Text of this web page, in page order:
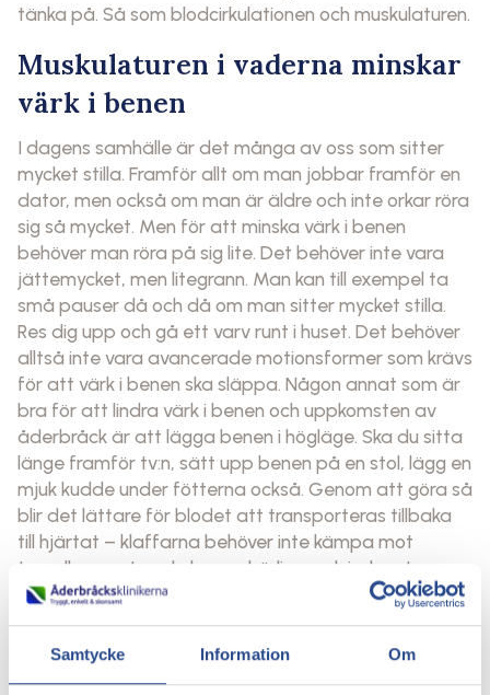
Samtycke Information Om
tänka på. Så som blodcirkulationen och muskulaturen.
Muskulaturen i vaderna minskar
värk i benen
I dagens samhälle är det många av oss som sitter
mycket stilla. Framför allt om man jobbar framför en
dator, men också om man är äldre och inte orkar röra
sig så mycket. Men för att minska värk i benen
behöver man röra på sig lite. Det behöver inte vara
jättemycket, men litegrann. Man kan till exempel ta
små pauser då och då om man sitter mycket stilla.
Res dig upp och gå ett varv runt i huset. Det behöver
alltså inte vara avancerade motionsformer som krävs
för att värk i benen ska släppa. Någon annat som är
bra för att lindra värk i benen och uppkomsten av
åderbråck är att lägga benen i högläge. Ska du sitta
länge framför tv:n, sätt upp benen på en stol, lägg en
mjuk kudde under fötterna också. Genom att göra så
blir det lättare för blodet att transporteras tillbaka
till hjärtat – klaffarna behöver inte kämpa mot
tyngdlagen utan de har en härlig medvind mot
hjärtat. Som en cyklist som åker nerförsbacke. Skönt,
alltså.
Tåhävningar då och då är bra